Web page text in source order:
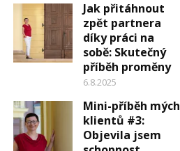
Jak přitáhnout
zpět partnera
díky práci na
sobě: Skutečný
příběh proměny
6.8.2025
Mini-příběh mých
klientů #3:
Objevila jsem